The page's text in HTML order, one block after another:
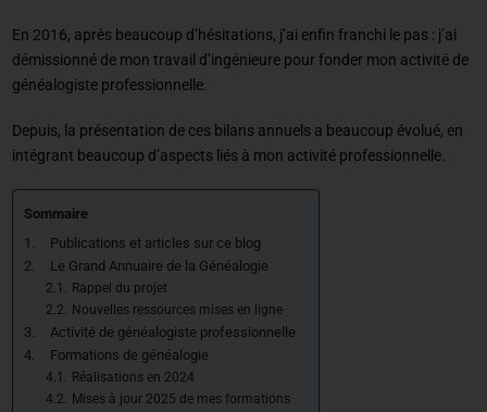
En 2016, après beaucoup d’hésitations, j’ai enfin franchi le pas : j’ai
démissionné de mon travail d’ingénieure pour fonder mon activité de
généalogiste professionnelle.
Depuis, la présentation de ces bilans annuels a beaucoup évolué, en
intégrant beaucoup d’aspects liés à mon activité professionnelle.
Sommaire
Publications et articles sur ce blog
Le Grand Annuaire de la Généalogie
Rappel du projet
Nouvelles ressources mises en ligne
Activité de généalogiste professionnelle
Formations de généalogie
Réalisations en 2024
Mises à jour 2025 de mes formations